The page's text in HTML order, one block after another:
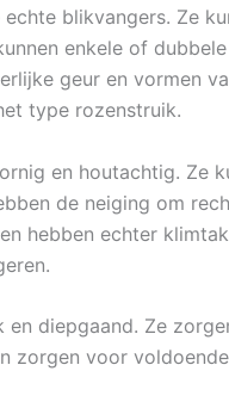
blikvangers. Ze
enkele of dubbele
geur en vormen
type rozenstruik.
en houtachtig. Ze
de neiging om
hebben echter
diepgaand. Ze
zorgen voor voldoende